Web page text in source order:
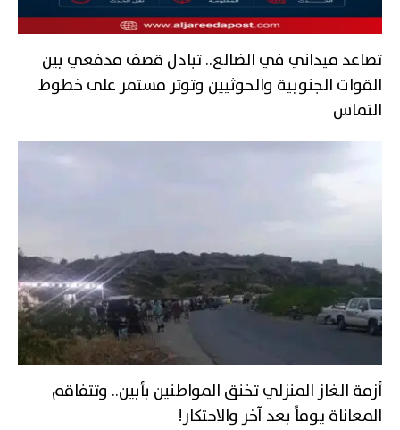
تصاعد ميداني في الضالع.. تبادل قصف مدفعي بين
القوات الجنوبية والحوثيين وتوتر مستمر على خطوط
التماس
أزمة الغاز المنزلي تخنق المواطنين بأبين.. وتتفاقم
المعاناة يوماً بعد آخر والاحتكار!